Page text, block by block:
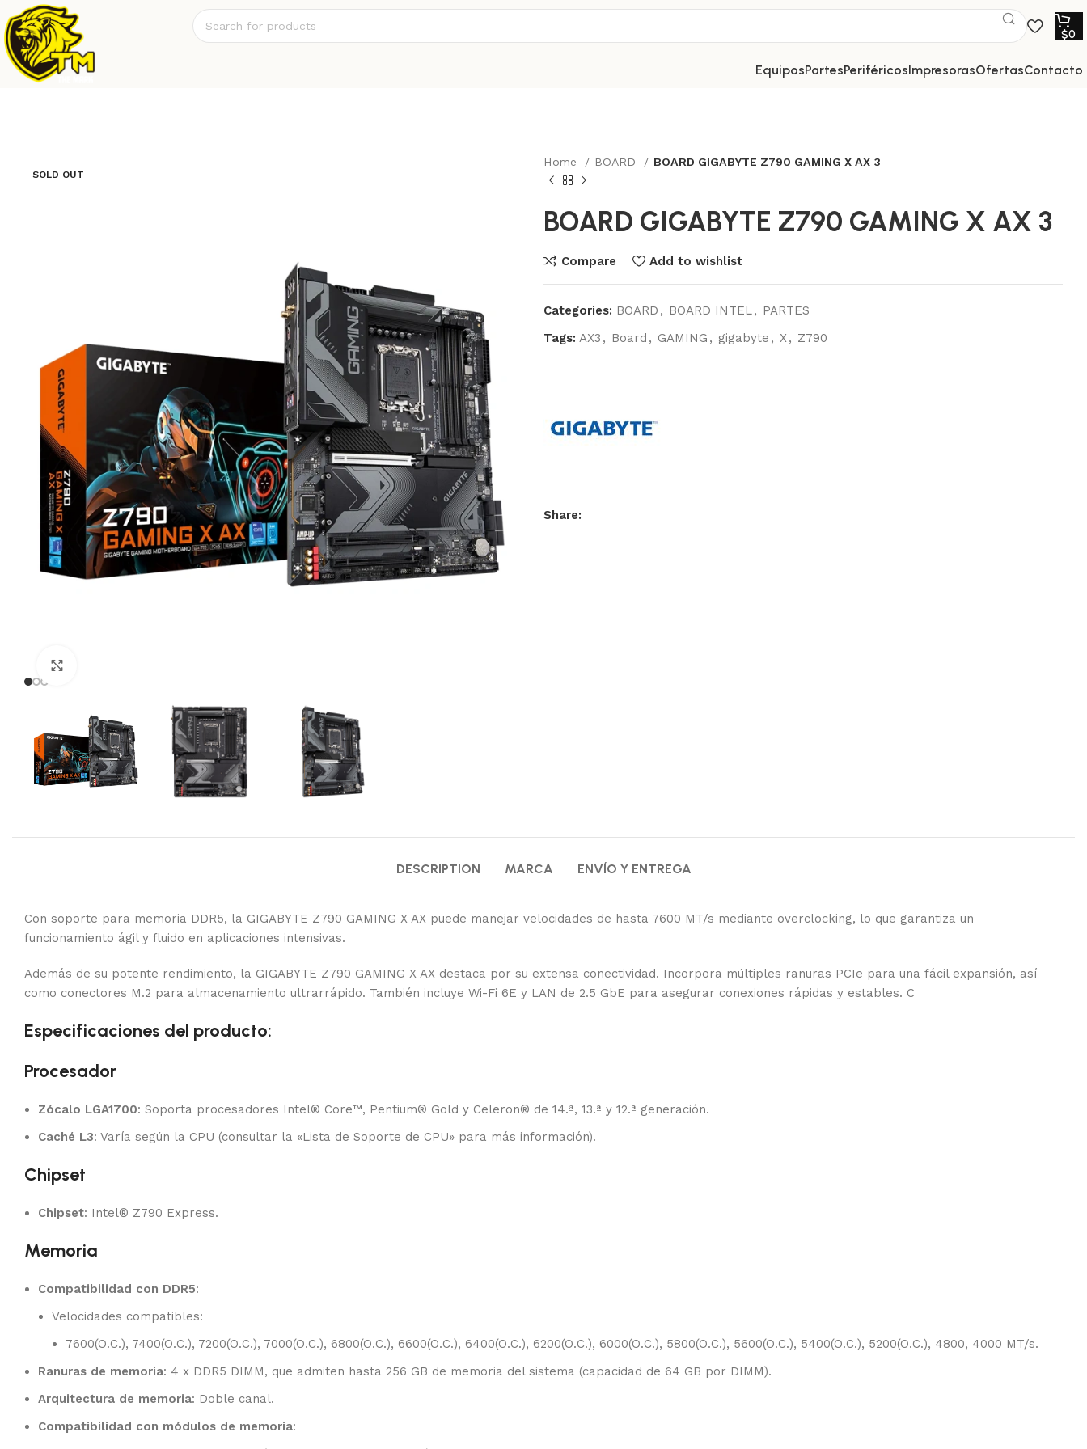
$0
equipos partes periféricos impresoras ofertas contacto
SOLD OUT
Home BOARD BOARD GIGABYTE Z790 GAMING X AX 3
BOARD GIGABYTE Z790 GAMING X AX 3
Compare Add to wishlist
Categories: BOARD , BOARD INTEL, PARTES
Tags: AX3 , Board , GAMING , gigabyte , X, Z790
Share:
DESCRIPTION MARCA ENVÍO Y ENTREGA
Con soporte para memoria DDR5, la GIGABYTE Z790 GAMING X AX puede manejar velocidades de hasta 7600 MT/s mediante overclocking, lo que garantiza un
funcionamiento ágil y fluido en aplicaciones intensivas.
Además de su potente rendimiento, la GIGABYTE Z790 GAMING X AX destaca por su extensa conectividad. Incorpora múltiples ranuras PCIe para una fácil expansión, así
como conectores M.2 para almacenamiento ultrarrápido. También incluye Wi-Fi 6E y LAN de 2.5 GbE para asegurar conexiones rápidas y estables. C
Especificaciones del producto:
Procesador
Zócalo LGA1700: Soporta procesadores Intel® Core™, Pentium® Gold y Celeron® de 14.ª, 13.ª y 12.ª generación.
Caché L3: Varía según la CPU (consultar la «Lista de Soporte de CPU» para más información).
Chipset
Chipset: Intel® Z790 Express.
Memoria
Compatibilidad con DDR5:
Velocidades compatibles:
7600(O.C.), 7400(O.C.), 7200(O.C.), 7000(O.C.), 6800(O.C.), 6600(O.C.), 6400(O.C.), 6200(O.C.), 6000(O.C.), 5800(O.C.), 5600(O.C.), 5400(O.C.), 5200(O.C.), 4800, 4000 MT/s.
Ranuras de memoria: 4 x DDR5 DIMM, que admiten hasta 256 GB de memoria del sistema (capacidad de 64 GB por DIMM).
Arquitectura de memoria: Doble canal.
Compatibilidad con módulos de memoria: